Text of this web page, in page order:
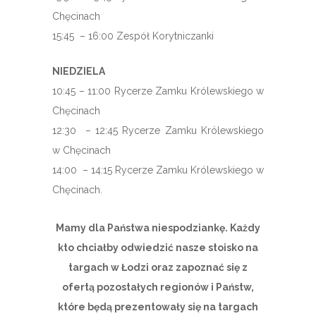
Chęcinach
15:45 – 16:00 Zespół Korytniczanki
NIEDZIELA
10:45 – 11:00 Rycerze Zamku Królewskiego w
Chęcinach
12:30 – 12:45 Rycerze Zamku Królewskiego
w Chęcinach
14:00 – 14:15 Rycerze Zamku Królewskiego w
Chęcinach.
Mamy dla Państwa niespodziankę. Każdy
kto chciałby odwiedzić nasze stoisko na
targach w Łodzi oraz zapoznać się z
ofertą pozostałych regionów i Państw,
które będą prezentowały się na targach